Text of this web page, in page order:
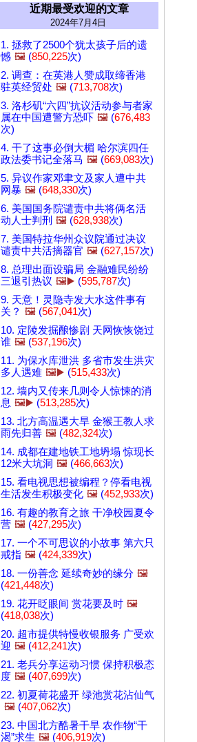
近期最受欢迎的文章
2024年7月4日
1. 拯救了2500个犹太孩子后的遗
憾 🖼️ (850,225次)
2. 调查：在英港人赞成取缔香港
驻英经贸处 🖼️ (713,708次)
3. 洛杉矶“六四”抗议活动参与者家
属在中国遭警方恐吓 🖼️ (676,483
次)
4. 干了这事必倒大楣 哈尔滨四任
政法委书记全落马 🖼️ (669,083次)
5. 异议作家邓聿文及家人遭中共
网暴 🖼️ (648,330次)
6. 美国国务院谴责中共将俩名活
动人士判刑 🖼️ (628,938次)
7. 美国特拉华州众议院通过决议
谴责中共活摘器官 🖼️ (627,157次)
8. 总理出面设骗局 金融难民纷纷
三退引热议 🖼️▶️ (595,787次)
9. 天意！灵隐寺发大水这件事有
关？ 🖼️ (567,041次)
10. 定陵发掘酿惨剧 天网恢恢饶过
谁 🖼️ (537,196次)
11. 为保水库泄洪 多省市发生洪灾
多人遇难 🖼️▶️ (515,433次)
12. 墙内又传来几则令人惊悚的消
息 🖼️▶️ (513,285次)
13. 北方高温遇大旱 金猴王教人求
雨先归善 🖼️ (482,324次)
14. 成都在建地铁工地坍塌 惊现长
12米大坑洞 🖼️ (466,663次)
15. 看电视思想被编程？停看电视
生活发生积极变化 🖼️ (452,933次)
16. 有趣的教育之旅 干净校园夏令
营 🖼️ (427,295次)
17. 一个不可思议的小故事 第六只
戒指 🖼️ (424,339次)
18. 一份善念 延续奇妙的缘分 🖼️
(421,448次)
19. 花开眨眼间 赏花要及时 🖼️
(418,038次)
20. 超市提供特慢收银服务 广受欢
迎 🖼️ (412,241次)
21. 老兵分享运动习惯 保持积极态
度 🖼️ (407,699次)
22. 初夏荷花盛开 绿池赏花沾仙气
🖼️ (407,062次)
23. 中国北方酷暑干旱 农作物“干
渴”求生 🖼️ (406,919次)